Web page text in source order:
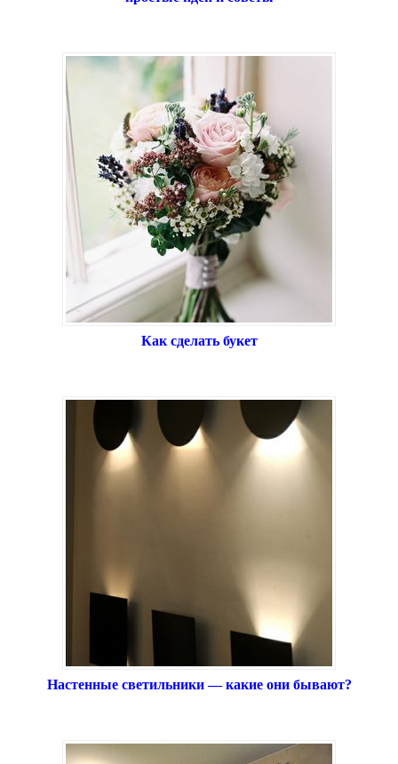
Как сделать букет
Настенные светильники — какие они бывают?